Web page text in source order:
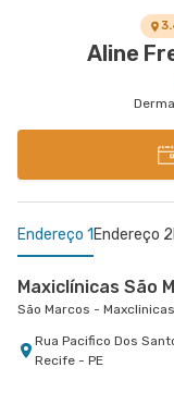
Aline
Endereço 1 Endereço 2
Maxiclínicas São
São Marcos - Maxclinicas
Rua Pacifico Dos
Recife - PE